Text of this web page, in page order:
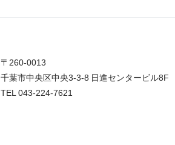
〒260-0013
千葉市中央区中央3-3-8 日進センタービル8F
TEL 043-224-7621